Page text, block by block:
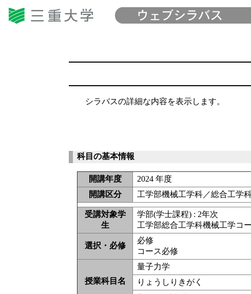
シラバスの詳細な内容を表示します。
科目の基本情報
開講年度
2024 年度
開講区分
工学部機械工学科／総合工学
受講対象学
生
学部(学士課程) : 2年次
工学部総合工学科機械工学コ
選択・必修
必修
コース必修
授業科目名
量子力学
りょうしりきがく